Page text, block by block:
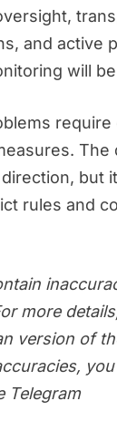
and active
will
require
The
but
rules and
more
version of
Telegram